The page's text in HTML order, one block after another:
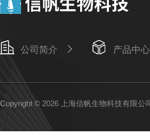
公司简介 产品中心
Copyright © 2026 上海信帆生物科技有限公